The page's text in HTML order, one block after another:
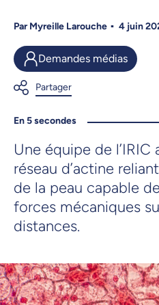
ParMyreille Larouche 4 juin
Demandes médias
En 5 secondes
Une équipe de
réseau d’actine
de la peau capable
forces mécaniques
distances.